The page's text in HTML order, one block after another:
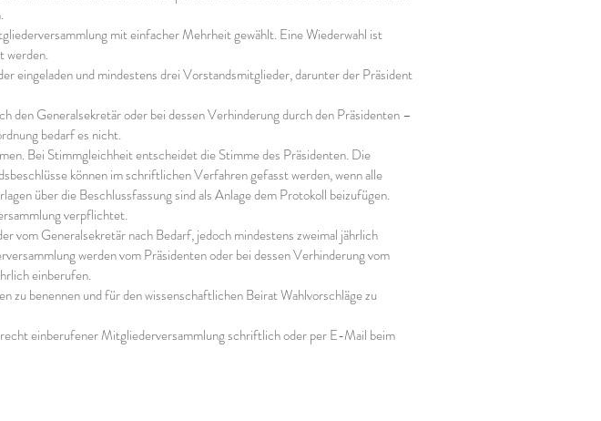
mit einfacher Mehrheit gewählt. Eine Wiederwahl ist
werden.
eingeladen und mindestens drei Vorstandsmitglieder, darunter der Präsident
Generalsekretär oder bei dessen Verhinderung durch den Präsidenten –
bedarf es nicht.
Bei Stimmgleichheit entscheidet die Stimme des Präsidenten. Die
können im schriftlichen Verfahren gefasst werden, wenn alle
über die Beschlussfassung sind als Anlage dem Protokoll beizufügen.
verpflichtet.
vom Generalsekretär nach Bedarf, jedoch mindestens zweimal jährlich
werden vom Präsidenten oder bei dessen Verhinderung vom
einberufen.
benennen und für den wissenschaftlichen Beirat Wahlvorschläge zu
einberufener Mitgliederversammlung schriftlich oder per E-Mail beim